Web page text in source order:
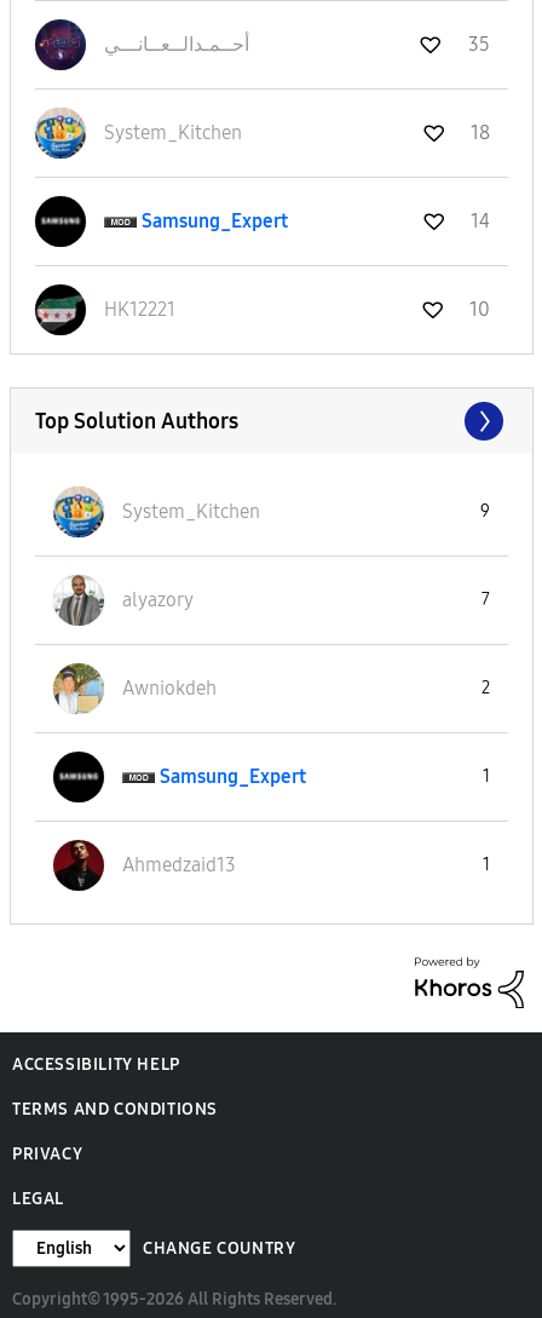
أحــمـدالــعــانـــي 35
System_Kitchen 18
Samsung_Expert 14
HK12221 10
Top Solution Authors
System_Kitchen 9
alyazory 7
Awniokdeh 2
Samsung_Expert 1
Ahmedzaid13 1
ACCESSIBILITY HELP
TERMS AND CONDITIONS
PRIVACY
LEGAL
CHANGE COUNTRY
Copyright© 1995-2026 All Rights Reserved.